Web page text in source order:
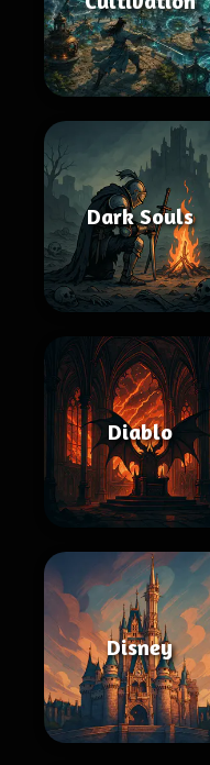
Dark Souls
Diablo
Disney